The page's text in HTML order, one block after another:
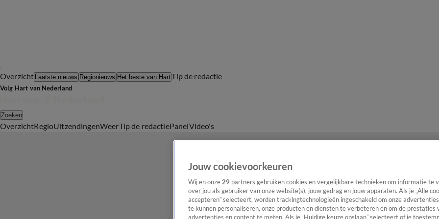
Overzicht Laatste nieuws Regionieuws Het beste van HartTip de redactie
Volg Hart van Nederland
Zoeken
OverzichtRegioUitzendingenWeerTip de redactiePanelVideo's
Jouw cookievoorkeuren
Wij en onze 29 partners gebruiken cookies en vergelijkbare technieken om informatie te
over jou als gebruiker van onze website(s), jouw gedrag en jouw apparaten. Als je „Alle
accepteren” selecteert, worden trackingtechnologieën ingeschakeld om onze
te kunnen personaliseren, onze producten en diensten te verbeteren en om de prestaties
advertenties en content te meten. Als je „Huidige keuze opslaan” selecteert of je